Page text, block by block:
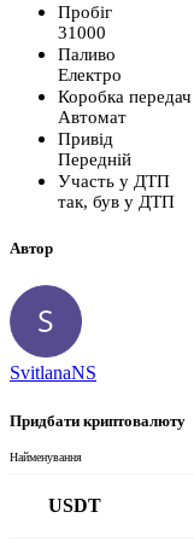
Пробіг
31000
Паливо
Електро
Коробка передач
Автомат
Привід
Передній
Участь у ДТП
так, був у ДТП
Автор
SvitlanaNS
Придбати криптовалюту
Найменування
USDT